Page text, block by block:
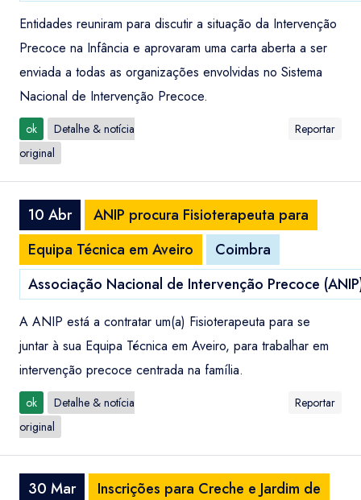
Entidades reuniram para discutir a situação da Intervenção
Precoce na Infância e aprovaram uma carta aberta a ser
enviada a todas as organizações envolvidas no Sistema
Nacional de Intervenção Precoce.
ok
Detalhe & notícia
original
Reportar
10 Abr
ANIP procura Fisioterapeuta para
Equipa Técnica em Aveiro
Coimbra
Associação Nacional de Intervenção Precoce
A ANIP está a contratar um(a) Fisioterapeuta para se
juntar à sua Equipa Técnica em Aveiro, para trabalhar em
intervenção precoce centrada na família.
ok
Detalhe & notícia
original
Reportar
30 Mar
Inscrições para Creche e Jardim de